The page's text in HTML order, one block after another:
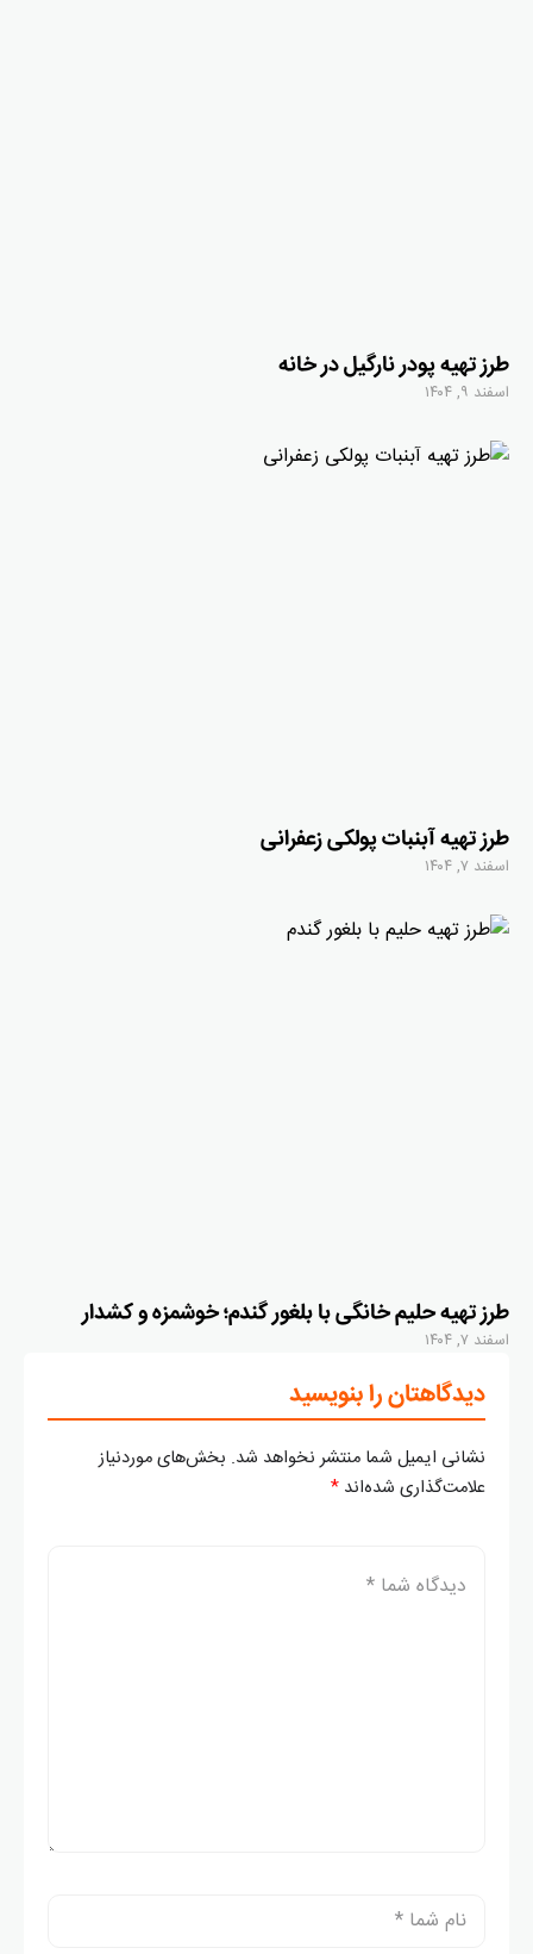
طرز تهیه پودر نارگیل در خانه
اسفند ۹, ۱۴۰۴
طرز تهیه آبنبات پولکی زعفرانی
اسفند ۷, ۱۴۰۴
طرز تهیه حلیم خانگی با بلغور گندم؛ خوشمزه و کشدار
اسفند ۷, ۱۴۰۴
دیدگاهتان را بنویسید
نشانی ایمیل شما منتشر نخواهد شد. بخش‌های موردنیاز
علامت‌گذاری شده‌اند *